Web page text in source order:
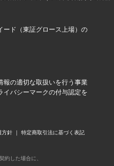
ード（東証グロース上場）の
報の適切な取扱いを行う事業
イバシーマークの付与認定を
方針 特定商取引法に基づく表記
約した場合に、